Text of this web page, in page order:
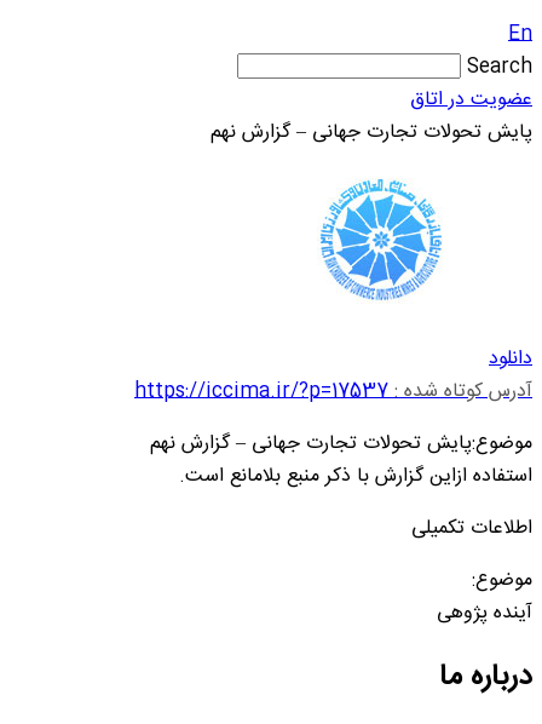
En
Search
عضویت در اتاق
پایش تحولات تجارت جهانی – گزارش نهم
دانلود
آدرس کوتاه شده :https://iccima.ir/?p=17537
موضوع:پایش تحولات تجارت جهانی – گزارش نهم
استفاده ازاین گزارش با ذکر منبع بلامانع است.
اطلاعات تکمیلی
موضوع:
آینده پژوهی
درباره ما